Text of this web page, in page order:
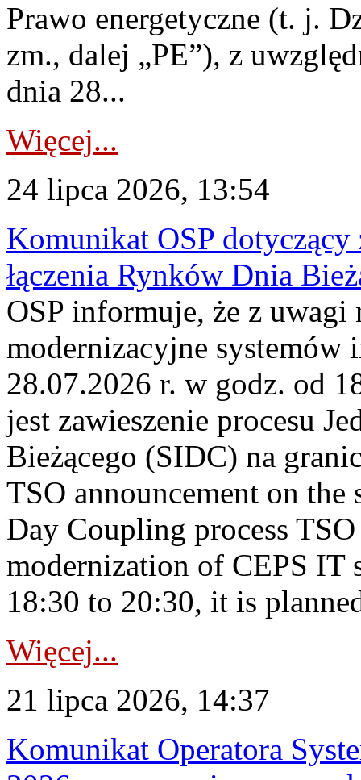
Prawo energetyczne (t. j.
zm., dalej „PE”), z
dnia 28...
Więcej...
24 lipca 2026, 13:54
Komunikat OSP dotyczący
łączenia Rynków Dnia
OSP informuje, że z uwagi
modernizacyjne
28.07.2026 r. w godz. od
jest zawieszenie procesu
Bieżącego (SIDC) na
TSO announcement on
Day Coupling process
modernization of CEPS IT
18:30 to 20:30, it is
Więcej...
21 lipca 2026, 14:37
Komunikat Operatora